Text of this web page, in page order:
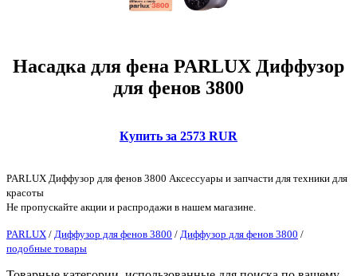
Насадка для фена PARLUX Диффузор
для фенов 3800
Купить за 2573 RUR
PARLUX Диффузор для фенов 3800 Аксессуары и запчасти для техники для
красоты
Не пропускайте акции и распродажи в нашем магазине.
PARLUX / Диффузор для фенов 3800 / Диффузор для фенов 3800 /
подобные товары